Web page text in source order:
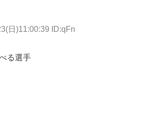
日)11:00:39 ID:qFn
る選手